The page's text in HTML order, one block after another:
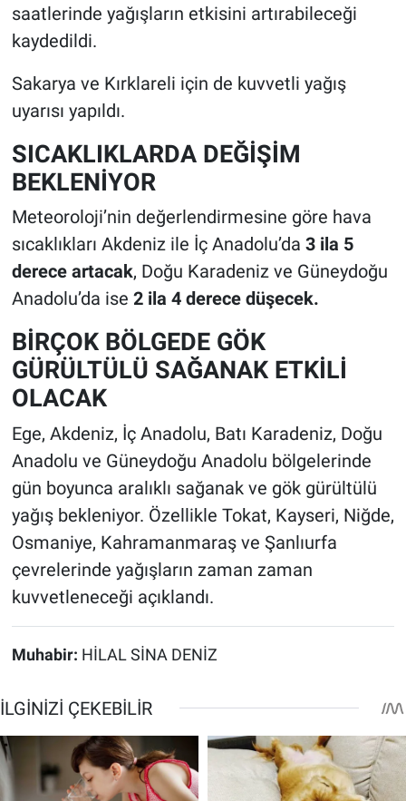
saatlerinde yağışların etkisini artırabileceği
kaydedildi.
Sakarya ve Kırklareli için de kuvvetli yağış
uyarısı yapıldı.
SICAKLIKLARDA DEĞİŞİM
BEKLENİYOR
Meteoroloji’nin değerlendirmesine göre hava
sıcaklıkları Akdeniz ile İç Anadolu’da 3 ila 5
derece artacak, Doğu Karadeniz ve Güneydoğu
Anadolu’da ise 2 ila 4 derece düşecek.
BİRÇOK BÖLGEDE GÖK
GÜRÜLTÜLÜ SAĞANAK ETKİLİ
OLACAK
Ege, Akdeniz, İç Anadolu, Batı Karadeniz, Doğu
Anadolu ve Güneydoğu Anadolu bölgelerinde
gün boyunca aralıklı sağanak ve gök gürültülü
yağış bekleniyor. Özellikle Tokat, Kayseri, Niğde,
Osmaniye, Kahramanmaraş ve Şanlıurfa
çevrelerinde yağışların zaman zaman
kuvvetleneceği açıklandı.
Muhabir: HİLAL SİNA DENİZ